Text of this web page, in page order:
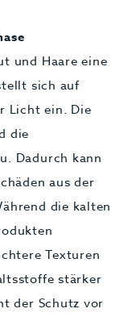
und Haare eine
sich auf
Licht ein. Die
die
Dadurch kann
aus der
die kalten
Texturen
stärker
der Schutz vor